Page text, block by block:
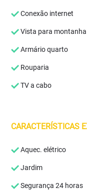
Conexão internet
Vista para montanha
Armário quarto
Rouparia
TV a cabo
CARACTERÍSTICAS
Aquec. elétrico
Jardim
Segurança 24 horas